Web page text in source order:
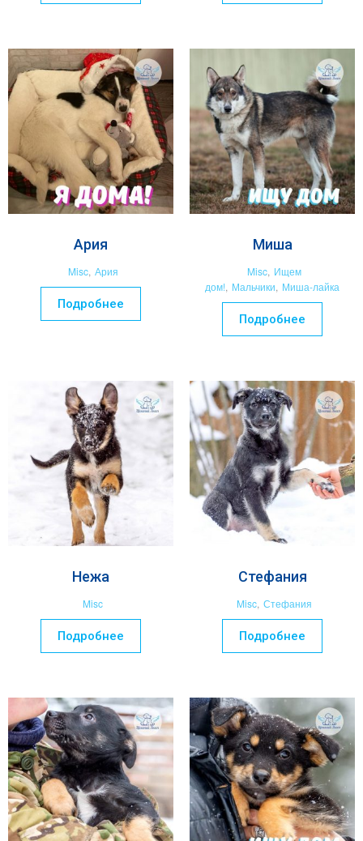
Ария
Misc, Ария
Подробнее
Миша
Misc, Ищем
дом!, Мальчики, Миша-лайка
Подробнее
Нежа
Misc
Подробнее
Стефания
Misc, Стефания
Подробнее